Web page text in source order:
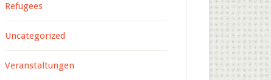
Refugees
Uncategorized
Veranstaltungen